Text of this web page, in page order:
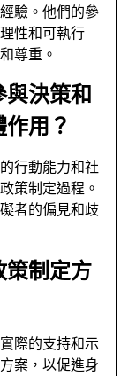
驗。他們的參
性和可執行
尊重。
與決策和
用？
行動能力和社
策制定過程。
者的偏見和歧
策制定方
際的支持和示
案，以促進身